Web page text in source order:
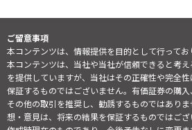
ご留意事項
本コンテンツは、情報提供を目的として行ってお
本コンテンツは、当社や当社が信頼できると考
を提供していますが、当社はその正確性や完全
保証するものではございません。有価証券の購入
その他の取引を推奨し、勧誘するものではあり
想・意見は、将来の結果を保証するものではご